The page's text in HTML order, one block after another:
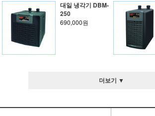
대일 냉각기 DBM-
250
690,000원
더보기 ▼